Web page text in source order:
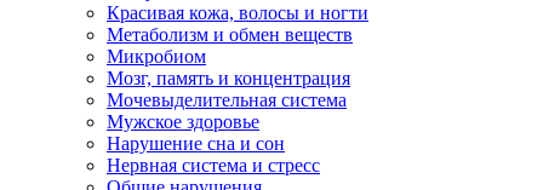
Красивая кожа, волосы и ногти
Метаболизм и обмен веществ
Микробиом
Мозг, память и концентрация
Мочевыделительная система
Мужское здоровье
Нарушение сна и сон
Нервная система и стресс